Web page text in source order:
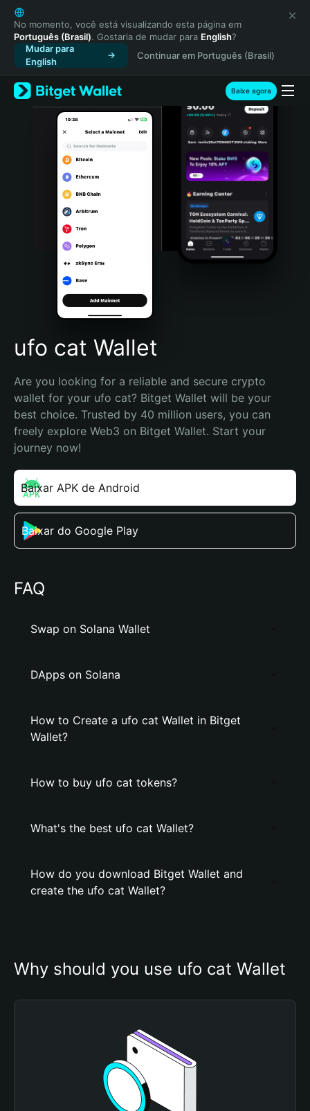
English
日本語
Tiếng Việt
Русский
Español (Latinoamérica)
Türkçe
Italiano
Português (Portugal)
Bahasa Indonesia
Português (Brasil)
Español (Argentina)
No momento, você está visualizando esta página em
Português (Brasil). Gostaria de mudar para English?
Mudar para
English
Continuar em Português (Brasil)
Baixe agora
ufo cat Wallet
Are you looking for a reliable and secure crypto
wallet for your ufo cat? Bitget Wallet will be your
best choice. Trusted by 40 million users, you can
freely explore Web3 on Bitget Wallet. Start your
journey now!
Baixar APK de Android
Baixar do Google Play
FAQ
Swap on Solana Wallet
DApps on Solana
How to Create a ufo cat Wallet in Bitget
Wallet?
How to buy ufo cat tokens?
What's the best ufo cat Wallet?
How do you download Bitget Wallet and
create the ufo cat Wallet?
Why should you use ufo cat Wallet